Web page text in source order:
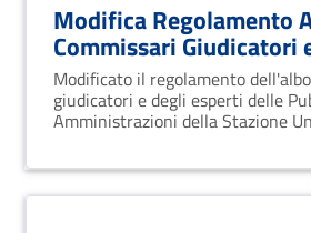
Modifica Regolamento
Commissari Giudicatori
Modificato il regolamento
giudicatori e degli esperti delle
Amministrazioni della Stazione
disponibili sul sito